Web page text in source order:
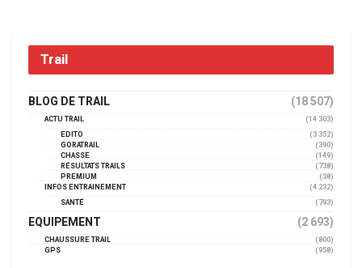
Trail
BLOG DE TRAIL (18 507)
ACTU TRAIL
(14 303)
EDITO
(3 352)
GORATRAIL
(390)
CHASSE
(149)
RÉSULTATS TRAILS
(738)
PREMIUM
(38)
INFOS ENTRAINEMENT
(4 232)
SANTÉ
(793)
EQUIPEMENT (2 693)
CHAUSSURE TRAIL
(800)
GPS
(958)